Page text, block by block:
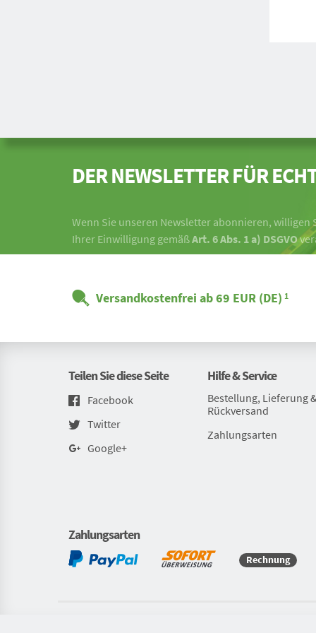
DER NEWSLETTER FÜR
Wenn Sie unseren Newsletter abonnieren, willigen
Ihrer Einwilligung gemäßArt. 6 Abs. 1 a) DSGVO
Versandkostenfrei ab 69 EUR (DE) 1
Teilen Sie diese Seite
Facebook
Twitter
Google+
Hilfe & Service
Bestellung, Lieferung
Rückversand
Zahlungsarten
Zahlungsarten
Rechnung